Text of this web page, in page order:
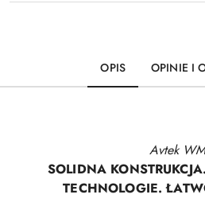
OPIS OPINIE I
Avtek
SOLIDNA
TECHNOLOGIE.